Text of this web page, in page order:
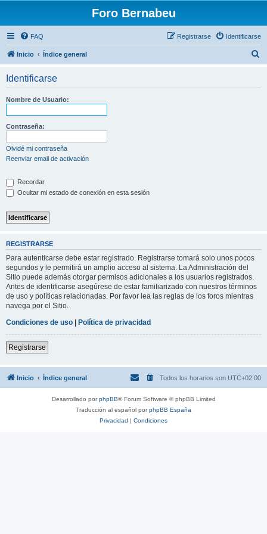
Foro Bernabeu
FAQ Identificarse
Registrarse
Inicio Índice general
Identificarse
Nombre de Usuario:
Contraseña:
Olvidé mi contraseña
Reenviar email de activación
Recordar
Ocultar mi estado de conexión en esta sesión
REGISTRARSE
Para autenticarse debe estar registrado. Registrarse tomará solo unos pocos
segundos y le permitirá un amplio acceso al sistema. La Administración del
Sitio puede además otorgar permisos adicionales a los usuarios registrados.
Antes de identificarse asegúrese de estar familiarizado con nuestros términos
de uso y políticas relacionadas. Por favor lea las reglas de los foros mientras
navega por el Sitio.
Condiciones de uso | Política de privacidad
Registrarse
Inicio Índice general Todos los horarios son UTC+02:00
Desarrollado porphpBB® Forum Software © phpBB Limited
Traducción al español porphpBB España
Privacidad | Condiciones